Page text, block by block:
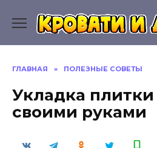
содержанию
ГЛАВНАЯ » ПОЛЕЗНЫЕ СОВЕТЫ
Укладка плитки
своими руками